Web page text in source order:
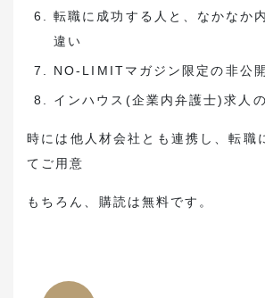
転職に成功する人と、なかなか
違い
NO-LIMITマガジン限定の非公
インハウス(企業内弁護士)求人
時には他人材会社とも連携し、転職
てご用意
もちろん、購読は無料です。